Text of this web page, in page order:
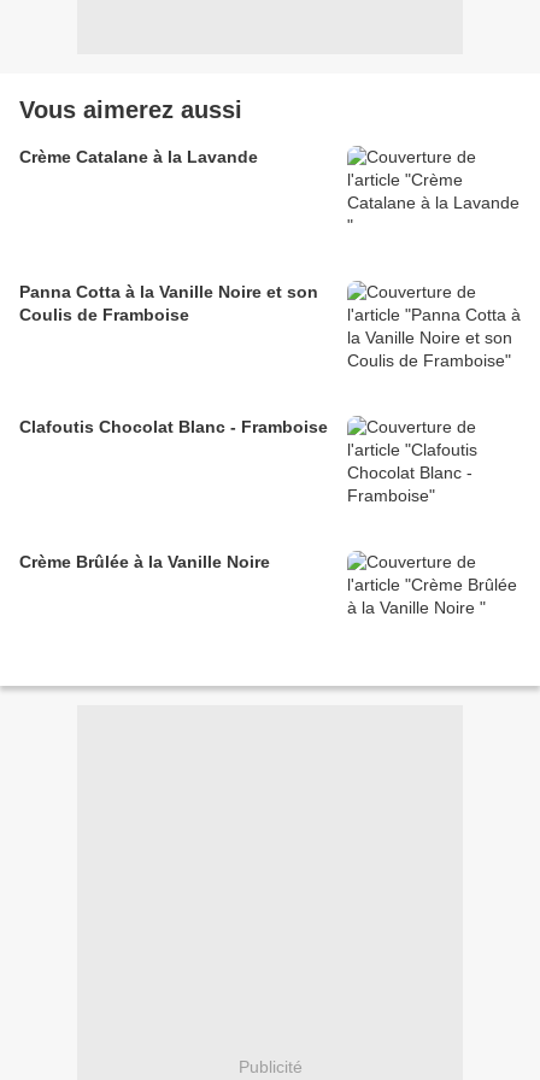
Vous aimerez aussi
Crème Catalane à la Lavande
Panna Cotta à la Vanille Noire et son
Coulis de Framboise
Clafoutis Chocolat Blanc - Framboise
Crème Brûlée à la Vanille Noire
Publicité